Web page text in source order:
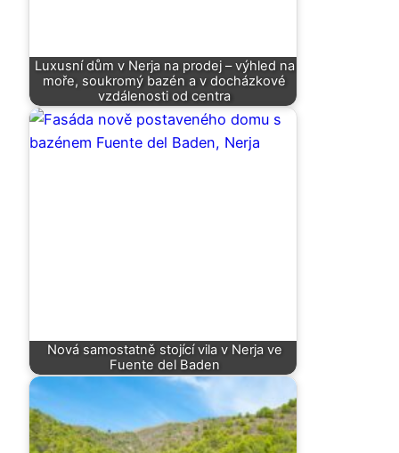
Luxusní dům v Nerja na prodej – výhled na
moře, soukromý bazén a v docházkové
vzdálenosti od centra
Nová samostatně stojící vila v Nerja ve
Fuente del Baden